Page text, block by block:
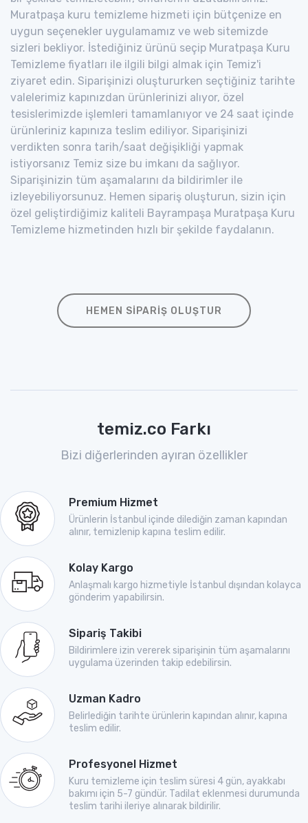
Muratpaşa kuru temizleme hizmeti için bütçenize en
uygun seçenekler uygulamamız ve web sitemizde
sizleri bekliyor. İstediğiniz ürünü seçip Muratpaşa Kuru
Temizleme fiyatları ile ilgili bilgi almak için Temiz'i
ziyaret edin. Siparişinizi oluştururken seçtiğiniz tarihte
valelerimiz kapınızdan ürünlerinizi alıyor, özel
tesislerimizde işlemleri tamamlanıyor ve 24 saat içinde
ürünleriniz kapınıza teslim ediliyor. Siparişinizi
verdikten sonra tarih/saat değişikliği yapmak
istiyorsanız Temiz size bu imkanı da sağlıyor.
Siparişinizin tüm aşamalarını da bildirimler ile
izleyebiliyorsunuz. Hemen sipariş oluşturun, sizin için
özel geliştirdiğimiz kaliteli Bayrampaşa Muratpaşa Kuru
Temizleme hizmetinden hızlı bir şekilde faydalanın.
HEMEN SIPARIŞ OLUŞTUR
temiz.co Farkı
Bizi diğerlerinden ayıran özellikler
Premium Hizmet
Ürünlerin İstanbul içinde dilediğin zaman kapından
alınır, temizlenip kapına teslim edilir.
Kolay Kargo
Anlaşmalı kargo hizmetiyle İstanbul dışından kolayca
gönderim yapabilirsin.
Sipariş Takibi
Bildirimlere izin vererek siparişinin tüm aşamalarını
uygulama üzerinden takip edebilirsin.
Uzman Kadro
Belirlediğin tarihte ürünlerin kapından alınır, kapına
teslim edilir.
Profesyonel Hizmet
Kuru temizleme için teslim süresi 4 gün, ayakkabı
bakımı için 5-7 gündür. Tadilat eklenmesi durumunda
teslim tarihi ileriye alınarak bildirilir.